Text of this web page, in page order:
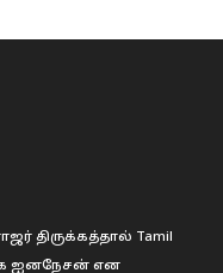
திருக்கத்தால் Tamil
ஐனநேசன் என